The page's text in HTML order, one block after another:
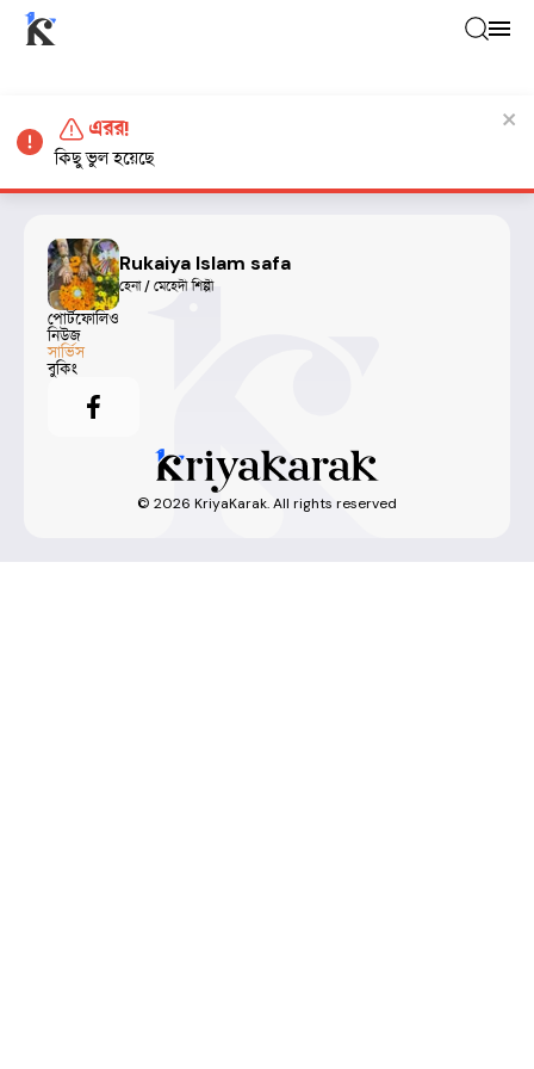
Rukaiya Islam safa
হেনা / মেহেদী শিল্পী
পোর্টফোলিও
নিউজ
সার্ভিস
বুকিং
© 2026 KriyaKarak. All rights reserved
এরর!
কিছু ভুল হয়েছে